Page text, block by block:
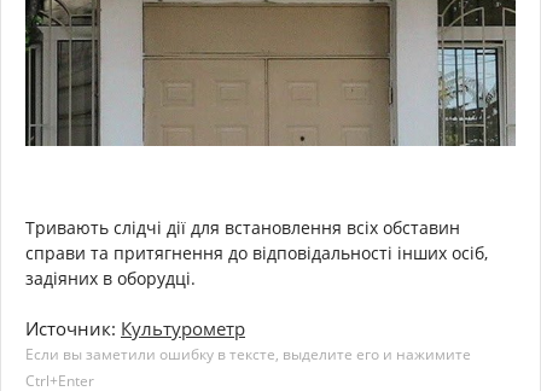
Тривають слідчі дії для встановлення всіх обставин
справи та притягнення до відповідальності інших осіб,
задіяних в оборудці.
Источник: Культурометр
Если вы заметили ошибку в тексте, выделите его и нажимите
Ctrl+Enter